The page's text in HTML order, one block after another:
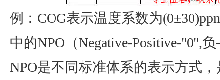
例：COG表示温度系数为
中的NPO（Negative-Positive-"0",
NPO是不同标准体系的表示方式